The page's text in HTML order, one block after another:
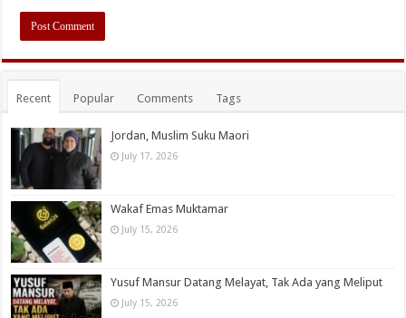
Recent Popular Comments Tags
Jordan, Muslim Suku Maori
July 17, 2026
Wakaf Emas Muktamar
July 15, 2026
Yusuf Mansur Datang Melayat, Tak Ada yang Meliput
July 15, 2026